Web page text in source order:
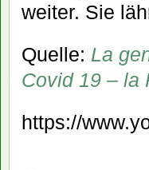
weiter. Sie
Quelle: La
Covid 19 – la
https://